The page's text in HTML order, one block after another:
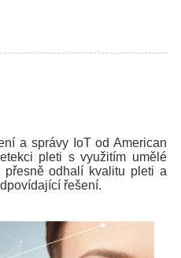
a správy IoT od American
pleti s využitím umělé
odhalí kvalitu pleti a
řešení.